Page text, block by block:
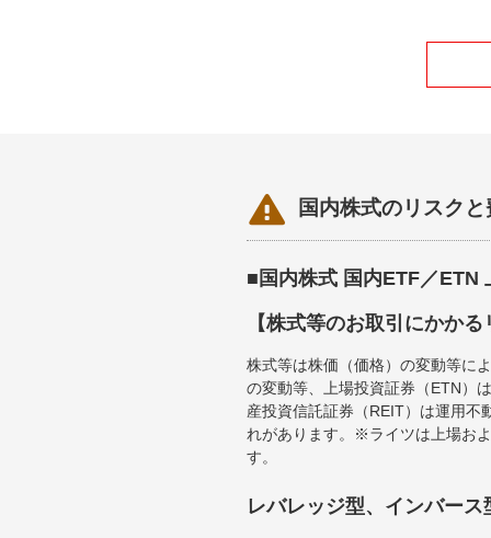
 国内株式のリスク
■国内株式 国内ETF／ETN
【株式等のお取引にかか
株式等は株価（価格）の変動等に
の変動等、上場投資証券（ETN）
産投資信託証券（REIT）は運用不
れがあります。※ライツは上場お
す。
レバレッジ型、インバー